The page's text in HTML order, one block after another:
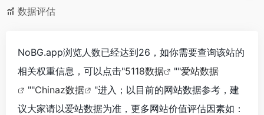
数据评估
NoBG.app浏览人数已经达到26，如你需要查询该站的
相关权重信息，可以点击"5118数据 ""爱站数据
""Chinaz数据
"进入；以目前的网站数据参考，建
议大家请以爱站数据为准，更多网站价值评估因素如：